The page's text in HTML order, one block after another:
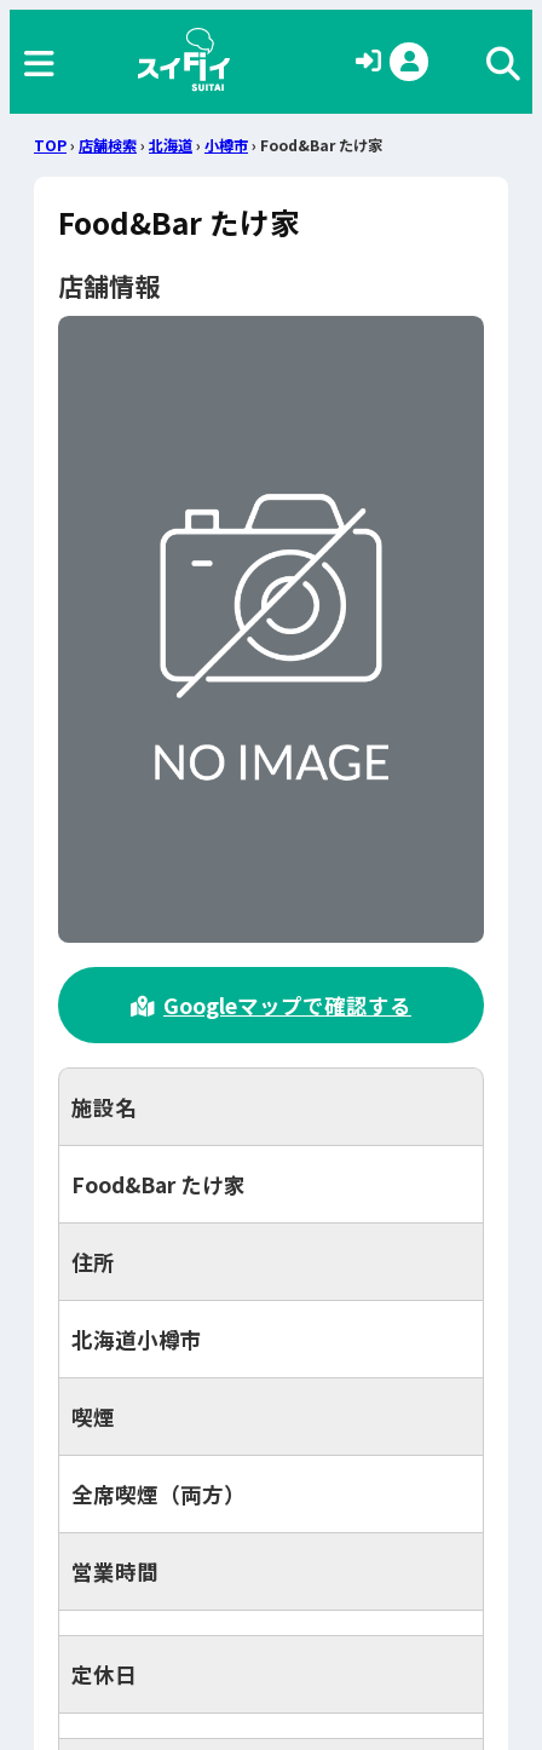
TOP› 店舗検索› 北海道› 小樽市› Food&Bar たけ家
Food&Bar たけ家
店舗情報
Googleマップで確認する
施設名
Food&Bar たけ家
住所
北海道小樽市
喫煙
全席喫煙（両方）
営業時間
定休日